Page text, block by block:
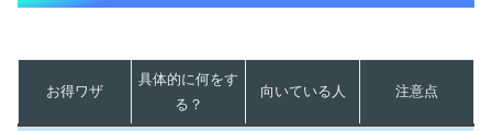
お得ワザ
具体的に何をす
る？
向いている人 注意点